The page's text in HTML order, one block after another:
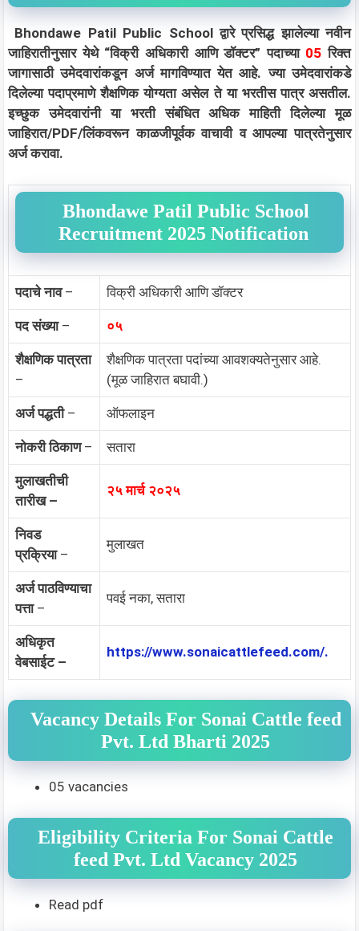
Bhondawe Patil Public School द्वारे प्रसिद्ध झालेल्या नवीन
जाहिरातीनुसार येथे “विक्री अधिकारी आणि डॉक्टर” पदाच्या 05रिक्त
जागासाठी उमेदवारांकडून अर्ज मागविण्यात येत आहे. ज्या उमेदवारांकडे
दिलेल्या पदाप्रमाणे शैक्षणिक योग्यता असेल ते या भरतीस पात्र असतील.
इच्छुक उमेदवारांनी या भरती संबंधित अधिक माहिती दिलेल्या मूळ
जाहिरात/PDF/लिंकवरून काळजीपूर्वक वाचावी व आपल्या पात्रतेनुसार
अर्ज करावा.
Bhondawe Patil Public School
Recruitment 2025 Notification
पदाचे नाव– विक्री अधिकारी आणि डॉक्टर
पद संख्या– ०५
शैक्षणिक पात्रता
–
शैक्षणिक पात्रता पदांच्या आवशक्यतेनुसार आहे.
(मूळ जाहिरात बघावी.)
अर्ज पद्धती– ऑफलाइन
नोकरी ठिकाण– सतारा
मुलाखतीची
तारीख –
२५ मार्च २०२५
निवड
प्रक्रिया–
मुलाखत
अर्ज पाठविण्याचा
पत्ता–
पवई नका, सतारा
अधिकृत
वेबसाईट –
https://www.sonaicattlefeed.com/.
Vacancy Details For Sonai Cattle feed
Pvt. Ltd Bharti 2025
05 vacancies
Eligibility Criteria For Sonai Cattle
feed Pvt. Ltd Vacancy 2025
Read pdf